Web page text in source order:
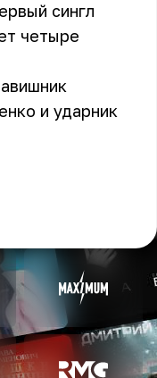
сингл
четыре
и ударник